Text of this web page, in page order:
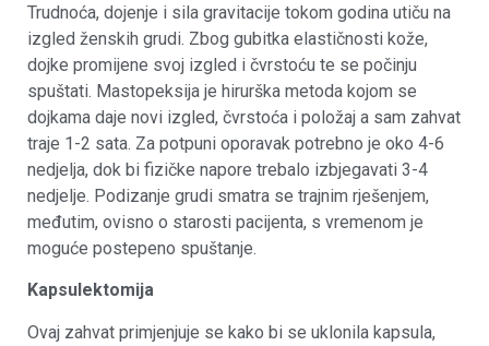
Trudnoća, dojenje i sila gravitacije tokom godina utiču na
izgled ženskih grudi. Zbog gubitka elastičnosti kože,
dojke promijene svoj izgled i čvrstoću te se počinju
spuštati. Mastopeksija je hirurška metoda kojom se
dojkama daje novi izgled, čvrstoća i položaj a sam zahvat
traje 1-2 sata. Za potpuni oporavak potrebno je oko 4-6
nedjelja, dok bi fizičke napore trebalo izbjegavati 3-4
nedjelje. Podizanje grudi smatra se trajnim rješenjem,
međutim, ovisno o starosti pacijenta, s vremenom je
moguće postepeno spuštanje.
Kapsulektomija
Ovaj zahvat primjenjuje se kako bi se uklonila kapsula,